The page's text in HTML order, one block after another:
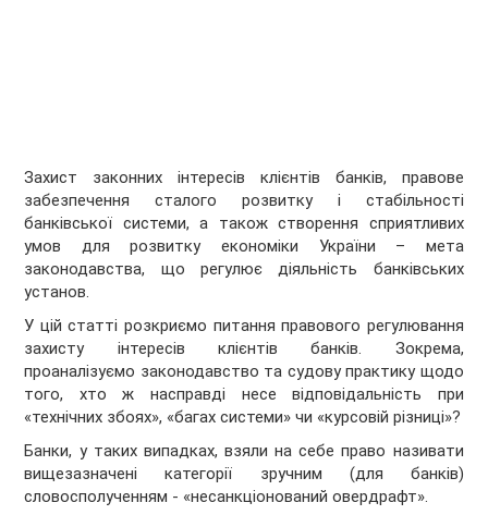
Захист законних інтересів клієнтів банків, правове
забезпечення сталого розвитку і стабільності
банківської системи, а також створення сприятливих
умов для розвитку економіки України – мета
законодавства, що регулює діяльність банківських
установ.
У цій статті розкриємо питання правового регулювання
захисту інтересів клієнтів банків. Зокрема,
проаналізуємо законодавство та судову практику щодо
того, хто ж насправді несе відповідальність при
«технічних збоях», «багах системи» чи «курсовій різниці»?
Банки, у таких випадках, взяли на себе право називати
вищезазначені категорії зручним (для банків)
словосполученням - «несанкціонований овердрафт».